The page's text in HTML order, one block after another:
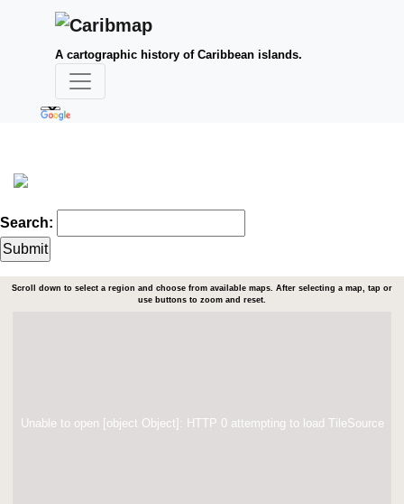
A cartographic history of Caribbean islands.
Search:
Scroll down to select a region and choose from available maps. After selecting a map, tap or
use buttons to zoom and reset.
Unable to open [object Object]: HTTP 0 attempting to load TileSource